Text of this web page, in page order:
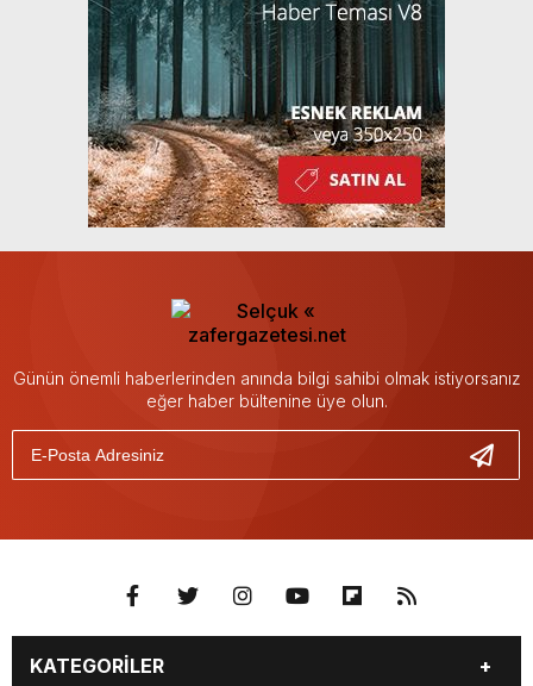
Günün önemli haberlerinden anında bilgi sahibi olmak istiyorsanız
eğer haber bültenine üye olun.
KATEGORİLER